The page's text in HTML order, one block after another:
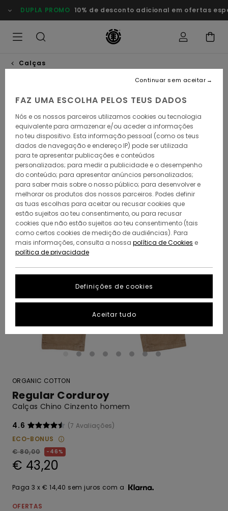
para
a
DUPLA PROMO 10% de desconto adicional em ofertas
Calças
ORGANIC COTTON
Regular Corduroy
Calças Chino Cinzento homem
4.6
(7 Avaliações)
ECO-BONUS
€ 80,00
46%
€ 43,20
Paga 3 x € 14,40 sem juros com a
OFERTAS
FAZ UMA ESCOLHA PELOS TEUS DADOS
Nós e os nossos parceiros utilizamos cookies ou tecnologia
equivalente para armazenar e/ou aceder a informações
no teu dispositivo. Esta informação pessoal (como os teus
dados de navegação e endereço IP) pode ser utilizada
para te apresentar publicações e conteúdos
personalizados; para medir a publicidade e o desempenho
do conteúdo; para apresentar anúncios personalizados;
para saber mais sobre o nosso público; para desenvolver e
melhorar os produtos dos nossos parceiros. Podes definir
as tuas escolhas para aceitar ou recusar cookies que
estão sujeitos ao teu consentimento, ou para recusar
cookies que não estão sujeitos ao teu consentimento (tais
como certos cookies de medição de audiências). Para
mais informações, consulta a nossa política de Cookies e
política de privacidade
Definições de cookies
Continuar sem aceitar
Aceitar tudo